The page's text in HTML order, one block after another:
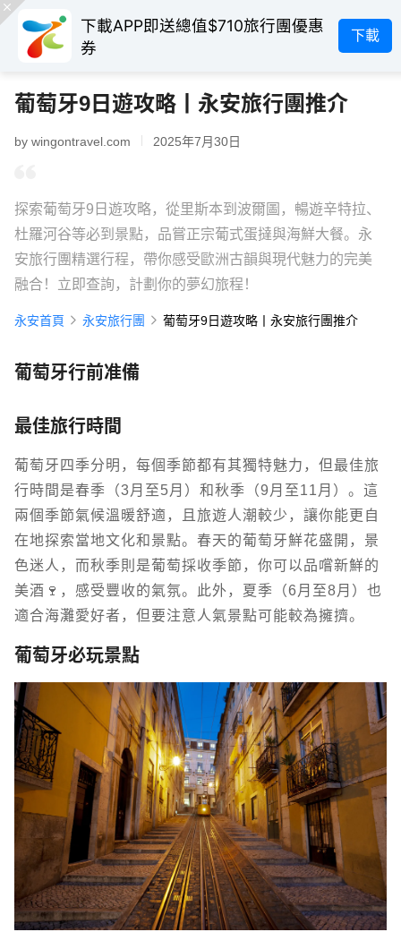
下載APP即送總值$710旅行團優惠
券
下載
葡萄牙9日遊攻略丨永安旅行團推介
by wingontravel.com 2025年7月30日
探索葡萄牙9日遊攻略，從里斯本到波爾圖，暢遊辛特拉、
杜羅河谷等必到景點，品嘗正宗葡式蛋撻與海鮮大餐。永
安旅行團精選行程，帶你感受歐洲古韻與現代魅力的完美
融合！立即查詢，計劃你的夢幻旅程！
永安首頁 永安旅行團 葡萄牙9日遊攻略丨永安旅行團推介
葡萄牙行前准備
最佳旅行時間
葡萄牙四季分明，每個季節都有其獨特魅力，但最佳旅
行時間是春季（3月至5月）和秋季（9月至11月）。這
兩個季節氣候溫暖舒適，且旅遊人潮較少，讓你能更自
在地探索當地文化和景點。春天的葡萄牙鮮花盛開，景
色迷人，而秋季則是葡萄採收季節，你可以品嚐新鮮的
美酒🍷，感受豐收的氣氛。此外，夏季（6月至8月）也
適合海灘愛好者，但要注意人氣景點可能較為擁擠。
葡萄牙必玩景點